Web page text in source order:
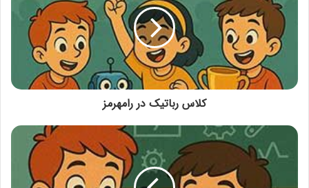
کلاس رباتیک در رامهرمز